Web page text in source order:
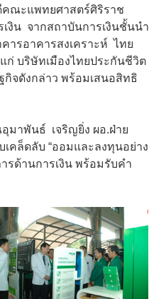
ณะแพทยศาสตร์ศิริราช
งิน จากสถาบันการเงินชั้นนำ
ารอาคารสงเคราะห์ ไทย
ก่ บริษัทเมืองไทยประกันชีวิต
กิจดังกล่าว พร้อมเสนอสิทธิ
มาพันธ์ เจริญยิ่ง ผอ.ฝ่าย
เคล็ดลับ “ออมและลงทุนอย่าง
รด้านการเงิน พร้อมรับคำ